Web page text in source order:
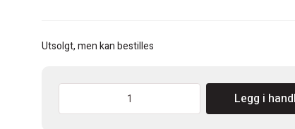
Utsolgt, men kan bestilles
Kopistål/kantstål
Legg i